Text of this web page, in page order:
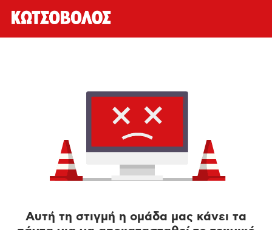
Αυτή τη στιγμή η ομάδα μας κάνει τα